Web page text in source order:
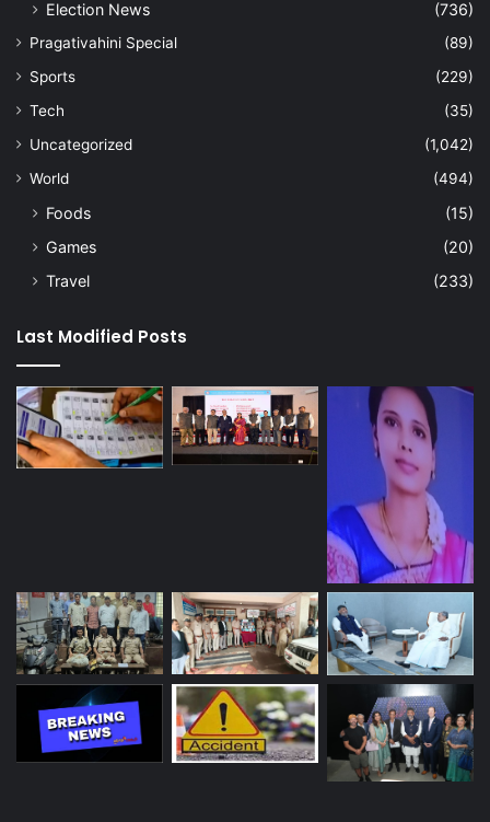
Election News (736)
Pragativahini Special
(89)
Sports
(229)
Tech
(35)
Uncategorized
(1,042)
World
(494)
Foods
(15)
Games
(20)
Travel
(233)
Last Modified Posts